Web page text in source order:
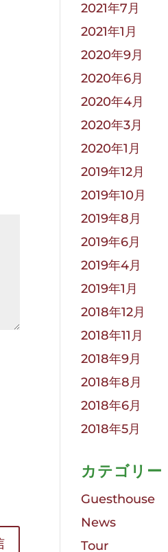
2021年7月
2021年1月
2020年9月
2020年6月
2020年4月
2020年3月
2020年1月
2019年12月
2019年10月
2019年8月
2019年6月
2019年4月
2019年1月
2018年12月
2018年11月
2018年9月
2018年8月
2018年6月
2018年5月
カテゴリー
Guesthouse
News
Tour